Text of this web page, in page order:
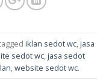
iklan sedot wc,jasa
sedot wc,jasa sedot
,website sedot wc.